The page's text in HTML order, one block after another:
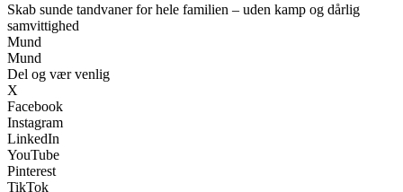
Skab sunde tandvaner for hele familien – uden kamp og dårlig
samvittighed
Mund
Mund
Del og vær venlig
X
Facebook
Instagram
LinkedIn
YouTube
Pinterest
TikTok